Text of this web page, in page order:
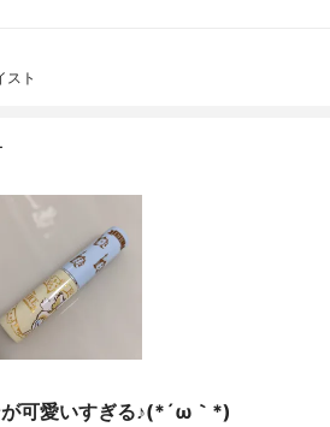
スト
が可愛いすぎる♪(*´ω｀*)